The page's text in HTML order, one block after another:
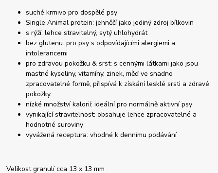
suché krmivo pro dospělé psy
Single Animal protein: jehněčí jako jediný zdroj bílkovin
s rýží: lehce stravitelný, sytý uhlohydrát
bez glutenu: pro psy s odpovídajícími alergiemi a
intolerancemi
pro zdravou pokožku & srst: s cennými látkami jako jsou
mastné kyseliny, vitamíny, zinek, měď ve snadno
zpracovatelné formě, přispívá k získání lesklé srsti a zdravé
pokožky
nízké množství kalorií: ideální pro normálně aktivní psy
vynikající stravitelnost: obsahuje lehce zpracovatelné a
hodnotné suroviny
vyvážená receptura: vhodné k dennímu podávání
Velikost granulí cca 13 x 13 mm